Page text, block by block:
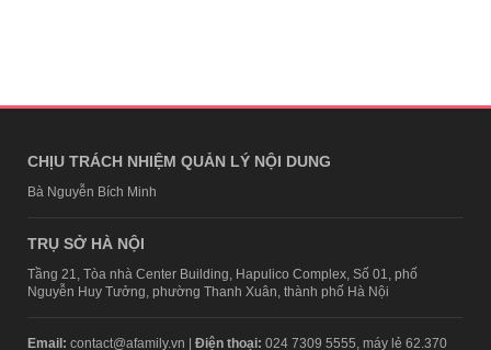
CHỊU TRÁCH NHIỆM QUẢN LÝ NỘI DUNG
Bà Nguyễn Bích Minh
TRỤ SỞ HÀ NỘI
Tầng 21, Tòa nhà Center Building, Hapulico Complex, Số 01, phố
Nguyễn Huy Tưởng, phường Thanh Xuân, thành phố Hà Nội
Email: contact@afamily.vn | Điện thoại: 024 7309 5555, máy lẻ 62.370